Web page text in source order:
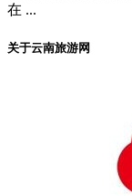
在 ...
关于云南旅游网